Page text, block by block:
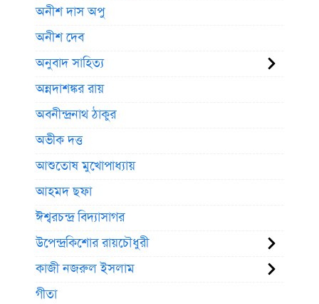
অনীশ দাস অপু
অনীশ দেব
অনুবাদ সাহিত্য
অন্নদাশঙ্কর রায়
অবনীন্দ্রনাথ ঠাকুর
অভীক দত্ত
আশুতোষ মুখোপাধ্যায়
আহমদ ছফা
ঈশ্বরচন্দ্র বিদ্যাসাগর
উপেন্দ্রকিশোর রায়চৌধুরী
কাজী নজরুল ইসলাম
গীতা